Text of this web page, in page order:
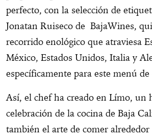
perfecto, con la selección de
Jonatan Ruiseco de BajaWines,
recorrido enológico que atraviesa
México, Estados Unidos, Italia y
específicamente para este menú
Así, el chef ha creado en Límo, un
celebración de la cocina de Baja
también el arte de comer